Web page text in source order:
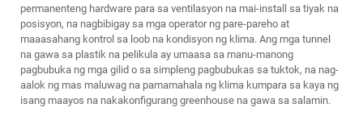
permanenteng hardware para sa ventilasyon na mai-install sa tiyak na
posisyon, na nagbibigay sa mga operator ng pare-pareho at
maaasahang kontrol sa loob na kondisyon ng klima. Ang mga tunnel
na gawa sa plastik na pelikula ay umaasa sa manu-manong
pagbubuka ng mga gilid o sa simpleng pagbubukas sa tuktok, na nag-
aalok ng mas maluwag na pamamahala ng klima kumpara sa kaya ng
isang maayos na nakakonfigurang greenhouse na gawa sa salamin.